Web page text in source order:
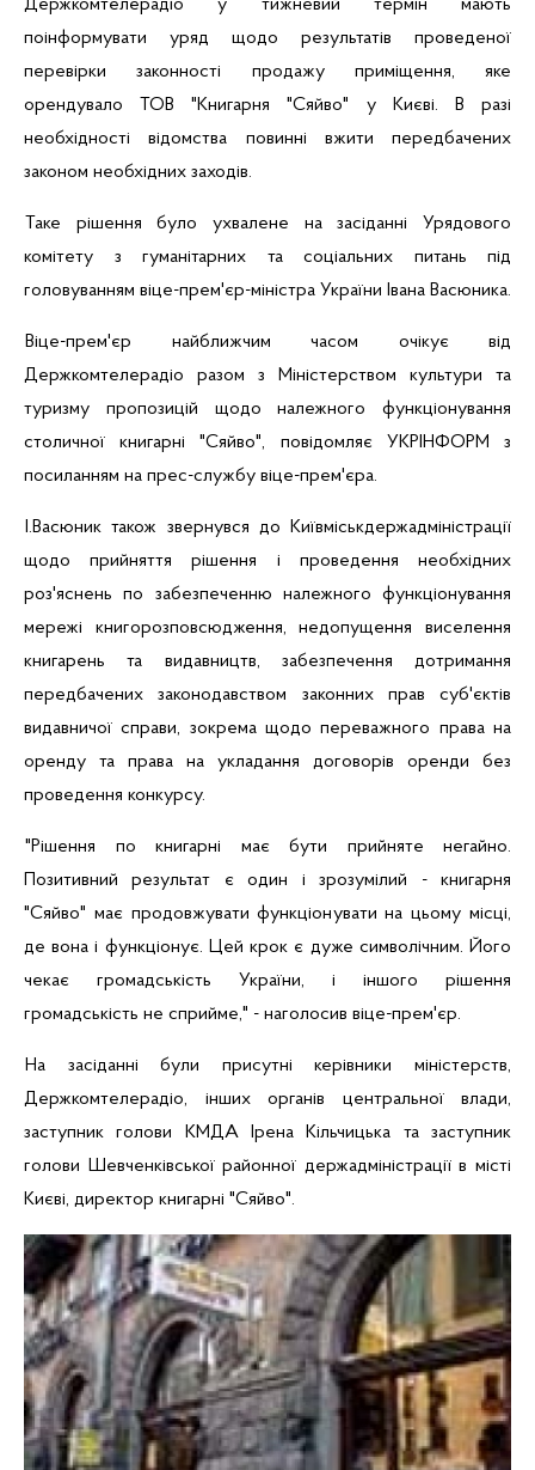
Держкомтелерадіо у тижневий термін мають
поінформувати уряд щодо результатів проведеної
перевірки законності продажу приміщення, яке
орендувало ТОВ "Книгарня "Сяйво" у Києві. В разі
необхідності відомства повинні вжити передбачених
законом необхідних заходів.
Таке рішення було ухвалене на засіданні Урядового
комітету з гуманітарних та соціальних питань під
головуванням віце-прем'єр-міністра України Івана Васюника.
Віце-прем'єр найближчим часом очікує від
Держкомтелерадіо разом з Міністерством культури та
туризму пропозицій щодо належного функціонування
столичної книгарні "Сяйво", повідомляє УКРІНФОРМ з
посиланням на прес-службу віце-прем'єра.
І.Васюник також звернувся до
Київміськдержадміністрації
щодо прийняття рішення і проведення необхідних
роз'яснень по забезпеченню належного функціонування
мережі книгорозповсюдження, недопущення виселення
книгарень та видавництв, забезпечення дотримання
передбачених законодавством законних прав суб'єктів
видавничої справи, зокрема щодо переважного права на
оренду та права на укладання договорів оренди без
проведення конкурсу.
"Рішення по книгарні має бути прийняте негайно.
Позитивний результат є один і зрозумілий - книгарня
"Сяйво" має продовжувати функціонувати на цьому місці,
де вона і функціонує. Цей крок є дуже символічним. Його
чекає громадськість України, і іншого рішення
громадськість не сприйме," - наголосив віце-прем'єр.
На засіданні були присутні керівники міністерств,
Держкомтелерадіо, інших органів центральної влади,
заступник голови
КМДАІрена Кільчицька та заступник
голови Шевченківської районної держадміністрації в місті
Києві, директор книгарні "Сяйво".